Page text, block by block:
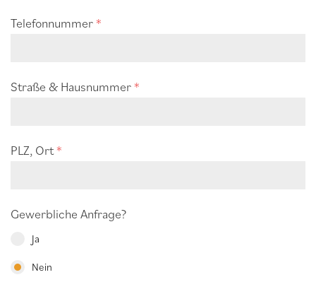
Telefonnummer *
Straße & Hausnummer *
PLZ, Ort*
Gewerbliche Anfrage?
Ja
Nein